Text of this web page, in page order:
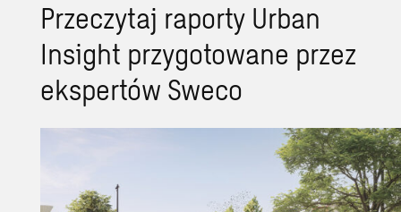
Przeczytaj raporty Urban
Insight przygotowane przez
ekspertów Sweco